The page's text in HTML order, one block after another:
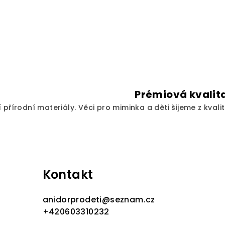
Prémiová
přírodní materiály. Věci pro miminka a děti šijeme z
Kontakt
anidorprodeti@seznam.cz
+420603310232